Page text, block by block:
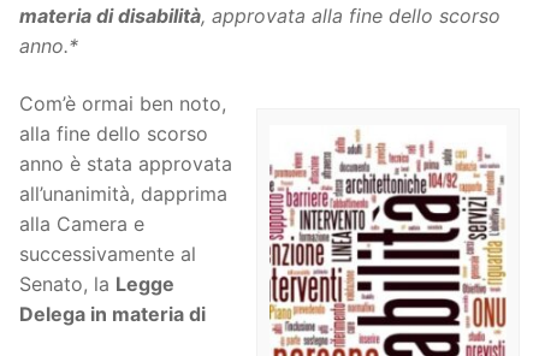
materia di disabilità, approvata alla fine dello scorso
anno.*
Com’è ormai ben noto,
alla fine dello scorso
anno è stata approvata
all’unanimità, dapprima
alla Camera e
successivamente al
Senato, la Legge
Delega in materia di